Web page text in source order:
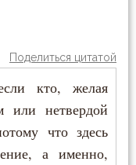
Поделиться цитатой
кто, желая
или нетвердой
что здесь
а именно,